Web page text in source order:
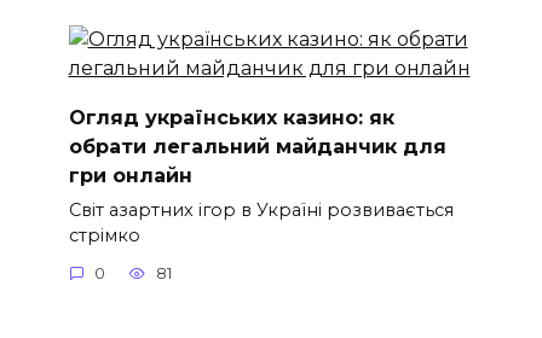
Огляд українських казино: як
обрати легальний майданчик для
гри онлайн
Світ азартних ігор в Україні розвивається
стрімко
0 81